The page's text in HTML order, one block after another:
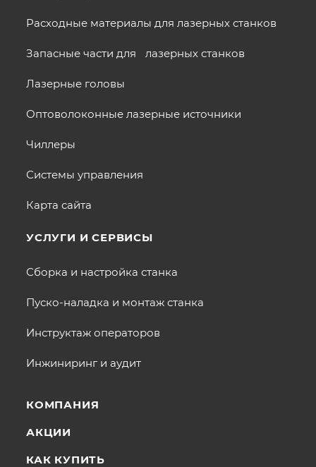
Расходные материалы для лазерных станков
Запасные части для лазерных станков
Лазерные головы
Оптоволоконные лазерные источники
Чиллеры
Системы управления
Карта сайта
УСЛУГИ И СЕРВИСЫ
Сборка и настройка станка
Пуско-наладка и монтаж станка
Инструктаж операторов
Инжиниринг и аудит
КОМПАНИЯ
АКЦИИ
КАК КУПИТЬ